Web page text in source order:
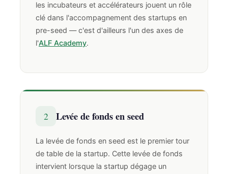
les incubateurs et accélérateurs jouent un rôle
clé dans l'accompagnement des startups en
pre-seed — c'est d'ailleurs l'un des axes de
l'ALF Academy.
2 Levée de fonds en seed
La levée de fonds en seed est le premier tour
de table de la startup. Cette levée de fonds
intervient lorsque la startup dégage un